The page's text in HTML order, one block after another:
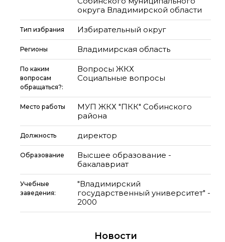
округа Владимирской области
Тип избрания Избирательный округ
Регионы Владимирская область
По каким
вопросам
обращаться?:
Вопросы ЖКХ
Социальные вопросы
Место работы
МУП ЖКХ "ПКК" Собинского
района
Должность директор
Образование
Высшее образование -
бакалавриат
Учебные
заведения:
"Владимирский
государственный университет" -
2000
Новости